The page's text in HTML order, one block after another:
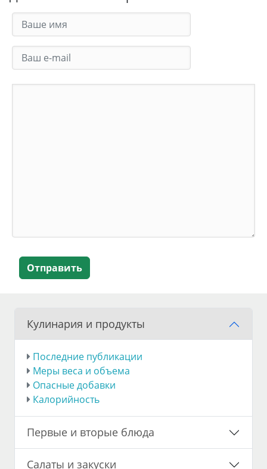
Отправить
Кулинария и продукты
Последние публикации
Меры веса и объема
Опасные добавки
Калорийность
Первые и вторые блюда
Салаты и закуски